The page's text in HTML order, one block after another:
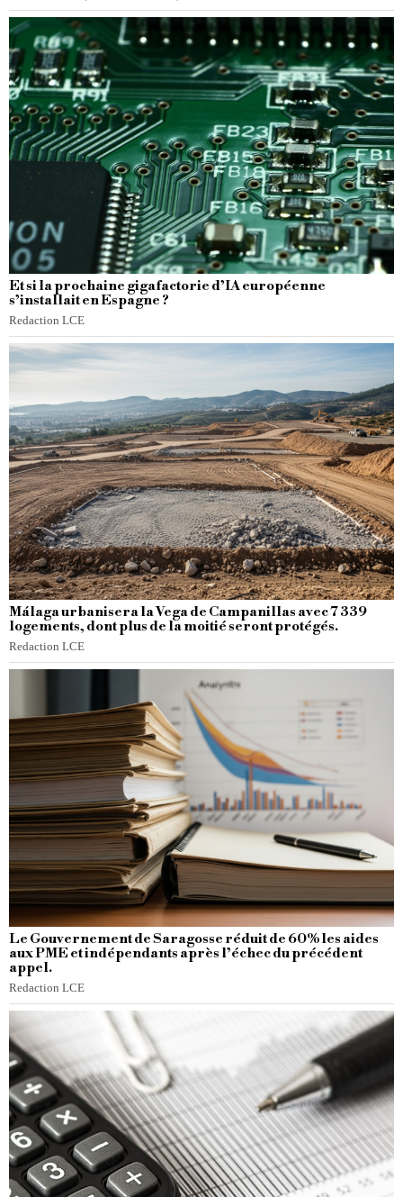
Et si la prochaine gigafactorie d’IA européenne
s’installait en Espagne ?
Redaction LCE
Málaga urbanisera la Vega de Campanillas avec 7 339
logements, dont plus de la moitié seront protégés.
Redaction LCE
Le Gouvernement de Saragosse réduit de 60% les aides
aux PME et indépendants après l’échec du précédent
appel.
Redaction LCE